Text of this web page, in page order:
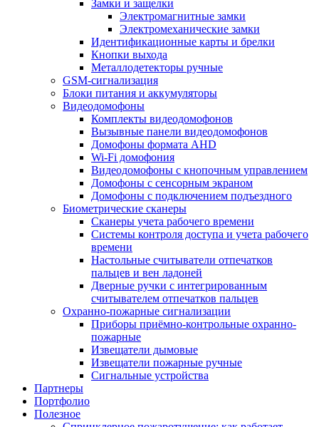
Замки и защелки
Электромагнитные замки
Электромеханические замки
Идентификационные карты и брелки
Кнопки выхода
Металлодетекторы ручные
GSM-сигнализация
Блоки питания и аккумуляторы
Видеодомофоны
Комплекты видеодомофонов
Вызывные панели видеодомофонов
Домофоны формата AHD
Wi-Fi домофония
Видеодомофоны с кнопочным управлением
Домофоны с сенсорным экраном
Домофоны с подключением подъездного
Биометрические сканеры
Сканеры учета рабочего времени
Системы контроля доступа и учета рабочего
времени
Настольные считыватели отпечатков
пальцев и вен ладоней
Дверные ручки с интегрированным
считывателем отпечатков пальцев
Охранно-пожарные сигнализации
Приборы приёмно-контрольные охранно-
пожарные
Извещатели дымовые
Извещатели пожарные ручные
Сигнальные устройства
Партнеры
Портфолио
Полезное